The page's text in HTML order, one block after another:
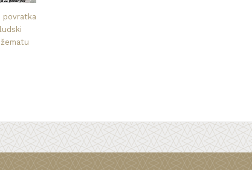
povratka